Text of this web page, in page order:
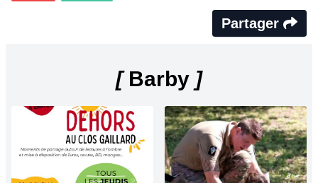
Partager
[Barby ]